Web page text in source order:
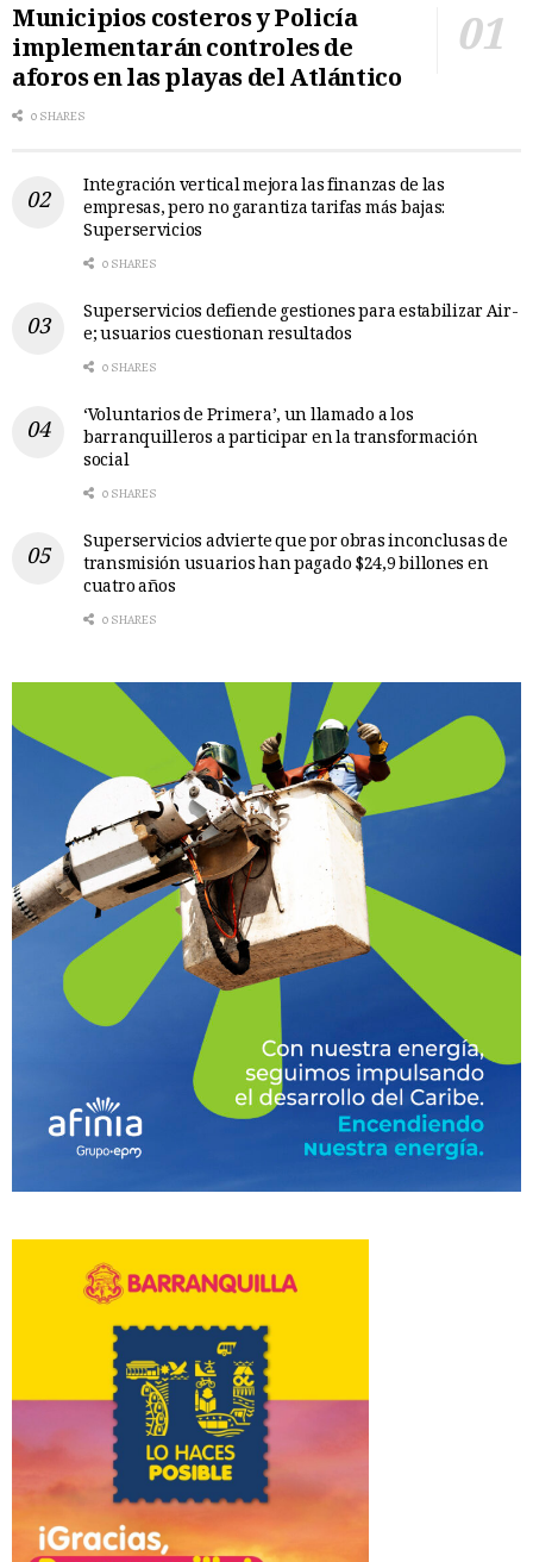
Municipios costeros y Policía
implementarán controles de
aforos en las playas del Atlántico
0 SHARES
Integración vertical mejora las finanzas de las
empresas, pero no garantiza tarifas más bajas:
Superservicios
0 SHARES
Superservicios defiende gestiones para estabilizar Air-
e; usuarios cuestionan resultados
0 SHARES
‘Voluntarios de Primera’, un llamado a los
barranquilleros a participar en la transformación
social
0 SHARES
Superservicios advierte que por obras inconclusas de
transmisión usuarios han pagado $24,9 billones en
cuatro años
0 SHARES